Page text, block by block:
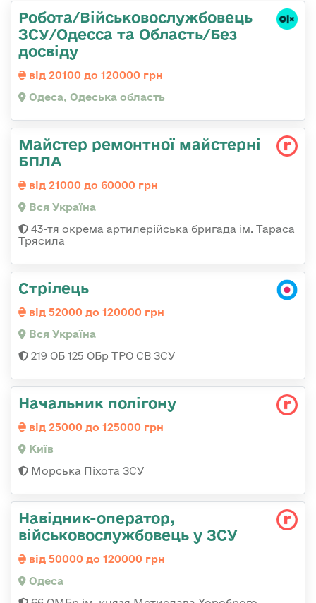
Робота/Військовослужбовець
ЗСУ/Одесса та Область/Без
досвіду
від 20100 до 120000 грн
Одеса, Одеська область
Майстер ремонтної майстерні
БПЛА
від 21000 до 60000 грн
Вся Україна
43-тя окрема артилерійська бригада ім. Тараса
Трясила
Стрілець
від 52000 до 120000 грн
Вся Україна
219 ОБ 125 ОБр ТРО СВ ЗСУ
Начальник полігону
від 25000 до 125000 грн
Київ
Морська Піхота ЗСУ
Навідник-оператор,
військовослужбовець у ЗСУ
від 50000 до 120000 грн
Одеса